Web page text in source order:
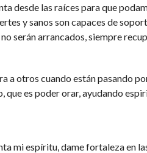
desde las raíces para que
y sanos son capaces de
serán arrancados, siempre
a otros cuando están pasando
es poder orar, ayudando
mi espíritu, dame fortaleza en